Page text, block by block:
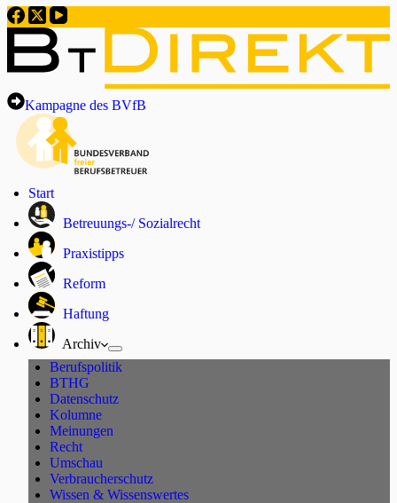
Kampagne des BVfB
Start
Betreuungs-/ Sozialrecht
Praxistipps
Reform
Haftung
Archiv
Berufspolitik
BTHG
Datenschutz
Kolumne
Meinungen
Recht
Umschau
Verbraucherschutz
Wissen & Wissenswertes